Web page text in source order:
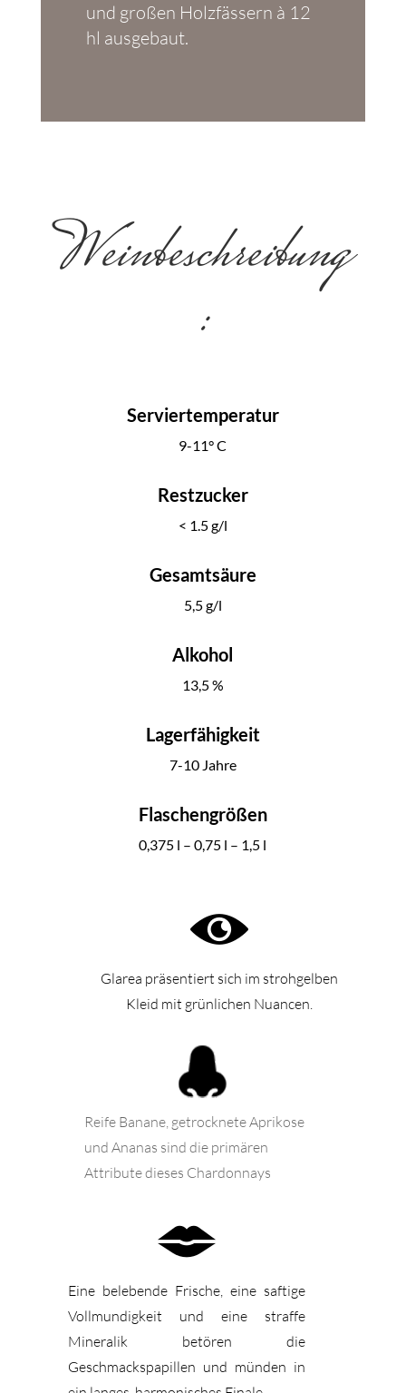
und großen Holzfässern à 12
hl ausgebaut.
Weinbeschreibung
:
Serviertemperatur
9-11° C
Restzucker
< 1.5 g/l
Gesamtsäure
5,5 g/l
Alkohol
13,5 %
Lagerfähigkeit
7-10 Jahre
Flaschengrößen
0,375 l – 0,75 l – 1,5 l
Glarea präsentiert sich im strohgelben
Kleid mit grünlichen Nuancen.
Reife Banane, getrocknete Aprikose
und Ananas sind die primären
Attribute dieses Chardonnays
Eine belebende Frische, eine saftige
Vollmundigkeit und eine straffe
Mineralik betören die
Geschmackspapillen und münden in